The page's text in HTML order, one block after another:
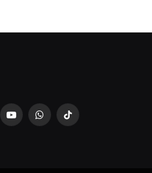
YouTubeWhatsAppTikTok